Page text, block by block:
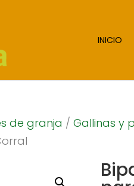
INICIO
de granja /Gallinas y